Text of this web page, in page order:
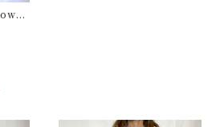
Sw
? 黒